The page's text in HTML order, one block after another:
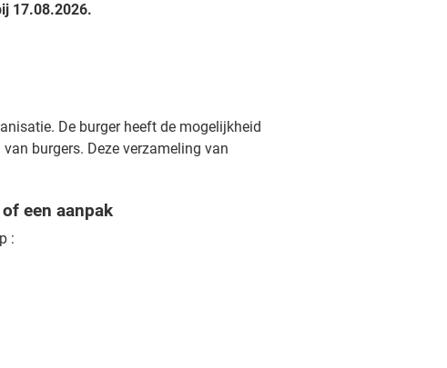
17.08.2026.
De burger heeft de mogelijkheid
burgers. Deze verzameling van
een aanpak
: